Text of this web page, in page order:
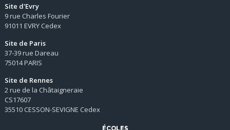
Site d'Evry
9 rue Charles Fourier
91011 EVRY Cedex
Site de Paris
37-39 rue Dareau
75014 PARIS
Site de Rennes
2 rue de la Châtaigneraie
CS17607
35510 CESSON-SEVIGNE Cedex
ÉCOLES